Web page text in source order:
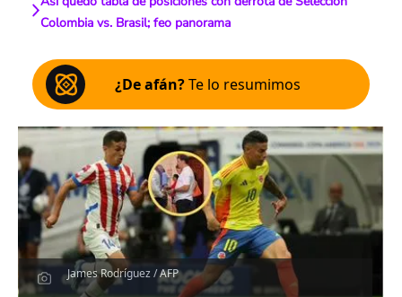
Colombia vs. Brasil; feo panorama
¿De afán?Te lo resumimos
James Rodríguez / AFP